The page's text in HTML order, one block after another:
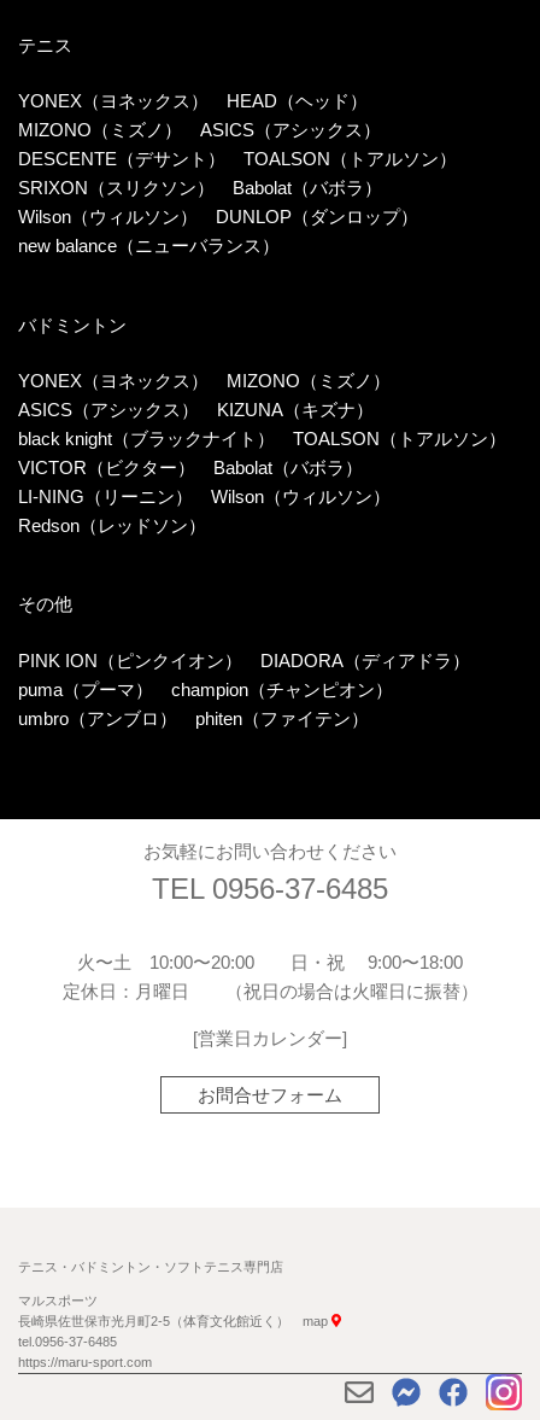
テニス
YONEX（ヨネックス）
HEAD（ヘッド）
MIZONO（ミズノ）
ASICS（アシックス）
DESCENTE（デサント）
TOALSON（トアルソン）
SRIXON（スリクソン）
Babolat（バボラ）
Wilson（ウィルソン）
DUNLOP（ダンロップ）
new balance（ニューバランス）
バドミントン
YONEX（ヨネックス）
MIZONO（ミズノ）
ASICS（アシックス）
KIZUNA（キズナ）
black knight（ブラックナイト）
TOALSON（トアルソン）
VICTOR（ビクター）
Babolat（バボラ）
LI-NING（リーニン）
Wilson（ウィルソン）
Redson（レッドソン）
その他
PINK ION（ピンクイオン）
DIADORA（ディアドラ）
puma（プーマ）
champion（チャンピオン）
umbro（アンブロ）
phiten（ファイテン）
お気軽にお問い合わせください
TEL 0956-37-6485
火〜土 10:00〜20:00
日・祝 9:00〜18:00
定休日：月曜日
（祝日の場合は火曜日に振替）
[営業日カレンダー]
お問合せフォーム
テニス・バドミントン・ソフトテニス専門店
マルスポーツ
長崎県佐世保市光月町2-5（体育文化館近く） map
tel.0956-37-6485
https://maru-sport.com